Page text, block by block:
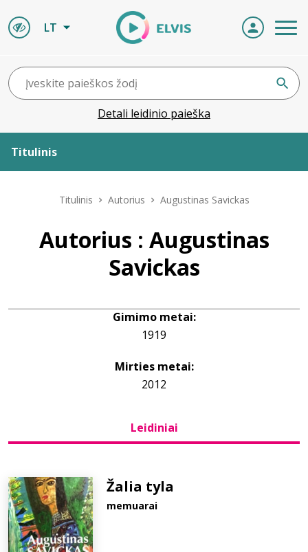
LT
Detali leidinio paieška
Titulinis
Leidiniai
Naujienos
Titulinis Autorius Augustinas Savickas
Autorius : Augustinas
Savickas
Gimimo metai:
1919
Mirties metai:
2012
Leidiniai
Žalia tyla
memuarai